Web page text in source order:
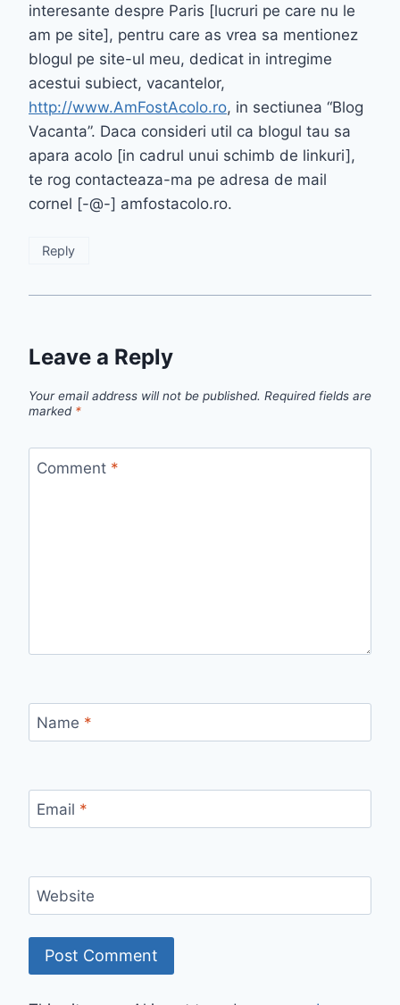
interesante despre Paris [lucruri pe care nu le
am pe site], pentru care as vrea sa mentionez
blogul pe site-ul meu, dedicat in intregime
acestui subiect, vacantelor,
http://www.AmFostAcolo.ro, in sectiunea “Blog
Vacanta”. Daca consideri util ca blogul tau sa
apara acolo [in cadrul unui schimb de linkuri],
te rog contacteaza-ma pe adresa de mail
cornel [-@-] amfostacolo.ro.
Reply
Leave a Reply
Your email address will not be published. Required fields are
marked *
Comment *
Name *
Email *
Website